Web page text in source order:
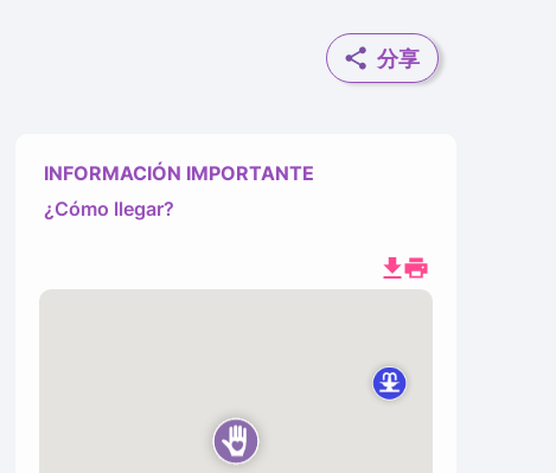
分享
INFORMACIÓN IMPORTANTE
¿Cómo llegar?